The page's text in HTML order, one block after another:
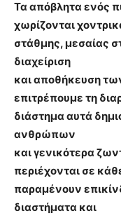
Τα απόβλητα ενός
χωρίζονται
στάθμης, μεσαίας
διαχείριση
και αποθήκευση
επιτρέπουμε τη
διάστημα αυτά
ανθρώπων
και γενικότερα
περιέχονται σε
παραμένουν
διαστήματα και